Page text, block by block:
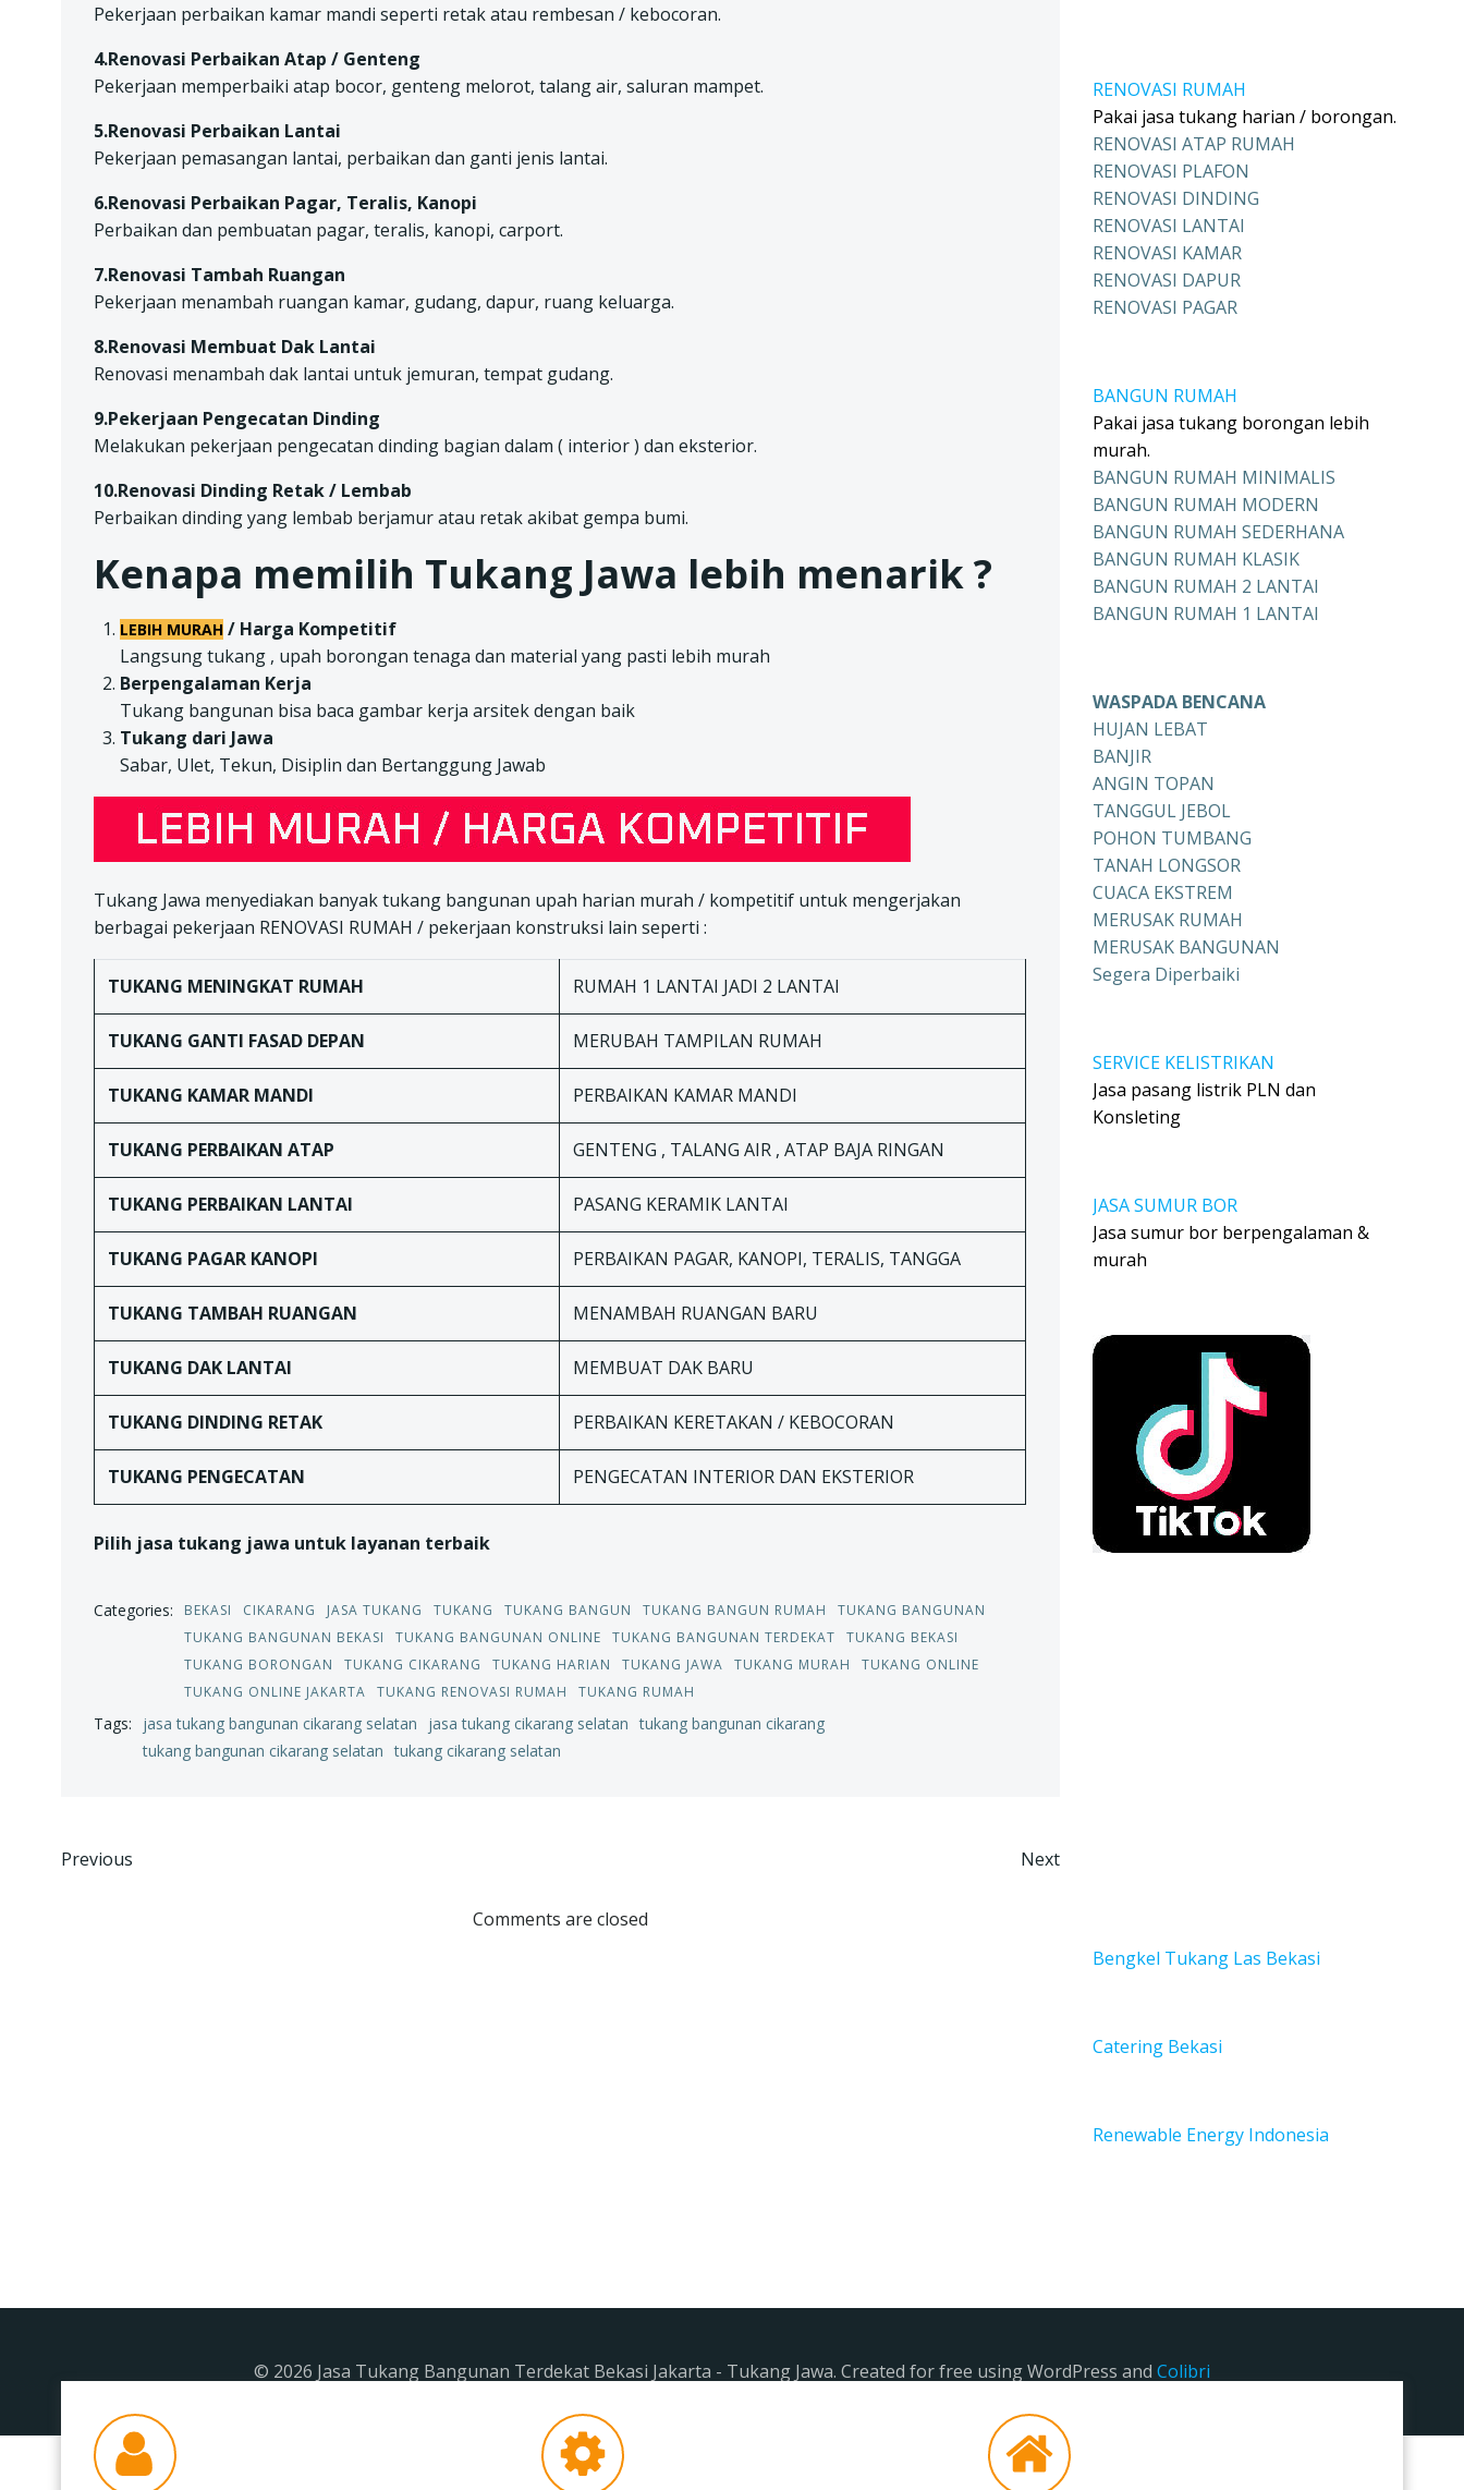
Pekerjaan perbaikan kamar mandi seperti retak atau rembesan / kebocoran.
4.Renovasi Perbaikan Atap / Genteng
Pekerjaan memperbaiki atap bocor, genteng melorot, talang air, saluran mampet.
5.Renovasi Perbaikan Lantai
Pekerjaan pemasangan lantai, perbaikan dan ganti jenis lantai.
6.Renovasi Perbaikan Pagar, Teralis, Kanopi
Perbaikan dan pembuatan pagar, teralis, kanopi, carport.
7.Renovasi Tambah Ruangan
Pekerjaan menambah ruangan kamar, gudang, dapur, ruang keluarga.
8.Renovasi Membuat Dak Lantai
Renovasi menambah dak lantai untuk jemuran, tempat gudang.
9.Pekerjaan Pengecatan Dinding
Melakukan pekerjaan pengecatan dinding bagian dalam ( interior ) dan eksterior.
10.Renovasi Dinding Retak / Lembab
Perbaikan dinding yang lembab berjamur atau retak akibat gempa bumi.
Kenapa memilih Tukang Jawa lebih menarik ?
LEBIH MURAH / Harga Kompetitif
Langsung tukang , upah borongan tenaga dan material yang pasti lebih murah
Berpengalaman Kerja
Tukang bangunan bisa baca gambar kerja arsitek dengan baik
Tukang dari Jawa
Sabar, Ulet, Tekun, Disiplin dan Bertanggung Jawab
Tukang Jawa menyediakan banyak tukang bangunan upah harian murah / kompetitif untuk mengerjakan
berbagai pekerjaan RENOVASI RUMAH / pekerjaan konstruksi lain seperti :
TUKANG MENINGKAT RUMAH RUMAH 1 LANTAI JADI 2 LANTAI
TUKANG GANTI FASAD DEPAN MERUBAH TAMPILAN RUMAH
TUKANG KAMAR MANDI PERBAIKAN KAMAR MANDI
TUKANG PERBAIKAN ATAP GENTENG , TALANG AIR , ATAP BAJA RINGAN
TUKANG PERBAIKAN LANTAI PASANG KERAMIK LANTAI
TUKANG PAGAR KANOPI PERBAIKAN PAGAR, KANOPI, TERALIS, TANGGA
TUKANG TAMBAH RUANGAN MENAMBAH RUANGAN BARU
TUKANG DAK LANTAI MEMBUAT DAK BARU
TUKANG DINDING RETAK PERBAIKAN KERETAKAN / KEBOCORAN
TUKANG PENGECATAN PENGECATAN INTERIOR DAN EKSTERIOR
Pilih jasa tukang jawa untuk layanan terbaik
Categories: BEKASI CIKARANG JASA TUKANG TUKANG TUKANG BANGUN TUKANG BANGUN RUMAH
TUKANG BANGUNAN
TUKANG BANGUNAN BEKASI
TUKANG BANGUNAN ONLINE TUKANG BANGUNAN TERDEKAT
TUKANG BEKASI
TUKANG BORONGAN
TUKANG CIKARANG TUKANG HARIAN TUKANG JAWA TUKANG MURAH
TUKANG ONLINE
TUKANG ONLINE JAKARTA
TUKANG RENOVASI RUMAH TUKANG RUMAH
Tags: jasa tukang bangunan cikarang selatan jasa tukang cikarang selatan tukang bangunan cikarang
tukang bangunan cikarang selatan tukang cikarang selatan
Post
Previous
navigation
Next
Comments are closed
RENOVASI RUMAH
Pakai jasa tukang harian / borongan.
RENOVASI ATAP RUMAH
RENOVASI PLAFON
RENOVASI DINDING
RENOVASI LANTAI
RENOVASI KAMAR
RENOVASI DAPUR
RENOVASI PAGAR
BANGUN RUMAH
Pakai jasa tukang borongan lebih
murah.
BANGUN RUMAH MINIMALIS
BANGUN RUMAH MODERN
BANGUN RUMAH SEDERHANA
BANGUN RUMAH KLASIK
BANGUN RUMAH 2 LANTAI
BANGUN RUMAH 1 LANTAI
WASPADA BENCANA
HUJAN LEBAT
BANJIR
ANGIN TOPAN
TANGGUL JEBOL
POHON TUMBANG
TANAH LONGSOR
CUACA EKSTREM
MERUSAK RUMAH
MERUSAK BANGUNAN
Segera Diperbaiki
SERVICE KELISTRIKAN
Jasa pasang listrik PLN dan
Konsleting
JASA SUMUR BOR
Jasa sumur bor berpengalaman &
murah
Bengkel Tukang Las Bekasi
Catering Bekasi
Renewable Energy Indonesia
© 2026 Jasa Tukang Bangunan Terdekat Bekasi Jakarta - Tukang Jawa. Created for free using WordPress and Colibri